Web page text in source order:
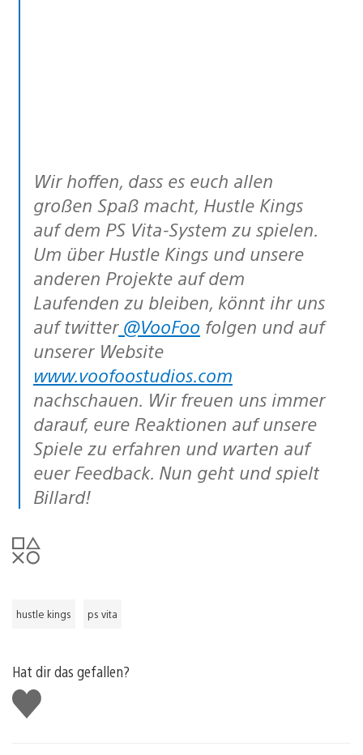
Wir hoffen, dass es euch allen
großen Spaß macht, Hustle Kings
auf dem PS Vita-System zu spielen.
Um über Hustle Kings und unsere
anderen Projekte auf dem
Laufenden zu bleiben, könnt ihr uns
auf twitter@VooFoo folgen und auf
unserer Website
www.voofoostudios.com
nachschauen. Wir freuen uns immer
darauf, eure Reaktionen auf unsere
Spiele zu erfahren und warten auf
euer Feedback. Nun geht und spielt
Billard!
hustle kings ps vita
Hat dir das gefallen?
Gefällt
mir